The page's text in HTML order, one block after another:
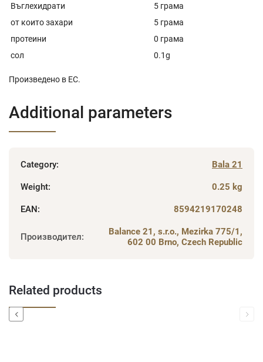
Въглехидрати
5 грама
от които захари
5 грама
протеини
0 грама
сол
0.1g
Произведено в ЕС.
Additional parameters
Category: Bala 21
Weight: 0.25 kg
EAN: 8594219170248
Производител:
Balance 21, s.r.o., Mezirka 775/1,
602 00 Brno, Czech Republic
Related products
Previous Next